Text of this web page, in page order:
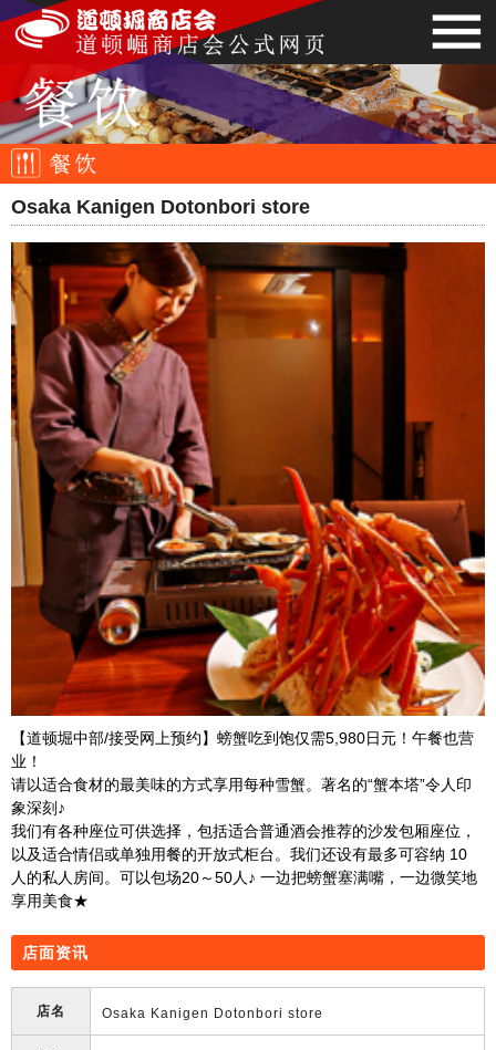
Osaka Kanigen Dotonbori store
【道顿堀中部/接受网上预约】螃蟹吃到饱仅需5,980日元！午餐也营
业！
请以适合食材的最美味的方式享用每种雪蟹。著名的“蟹本塔”令人印
象深刻♪
我们有各种座位可供选择，包括适合普通酒会推荐的沙发包厢座位，
以及适合情侣或单独用餐的开放式柜台。我们还设有最多可容纳 10
人的私人房间。可以包场20～50人♪ 一边把螃蟹塞满嘴，一边微笑地
享用美食★
店面资讯
店名 Osaka Kanigen Dotonbori store